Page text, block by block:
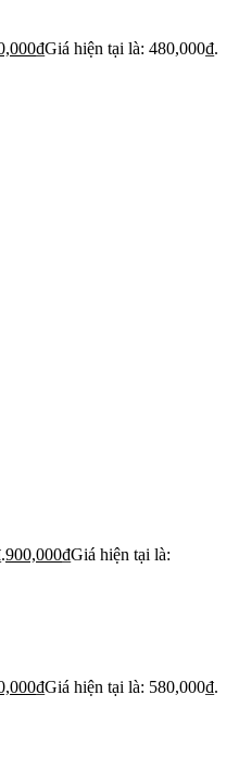
₫Giá hiện tại là: 480,000₫.
900,000₫Giá hiện tại là:
₫Giá hiện tại là: 580,000₫.